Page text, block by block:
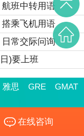
班中转用语
乘飞机用语
常交际问询
)要上班
雅思 GRE
GMAT
在线咨询